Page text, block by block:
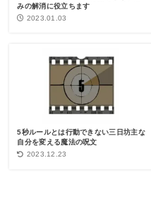
みの解消に役立ちます
2023.01.03
5秒ルールとは行動できない三日坊主な
自分を変える魔法の呪文
2023.12.23